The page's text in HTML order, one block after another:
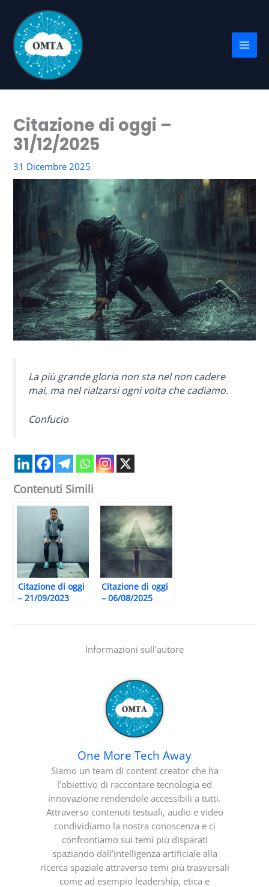
contenuto
Citazione di oggi –
31/12/2025
31 Dicembre 2025
La più grande gloria non sta nel non cadere
mai, ma nel rialzarsi ogni volta che cadiamo.
Confucio
Contenuti Simili
Citazione di oggi
– 21/09/2023
Citazione di oggi
– 06/08/2025
Informazioni sull'autore
One More Tech Away
Siamo un team di content creator che ha
l’obiettivo di raccontare tecnologia ed
innovazione rendendole accessibili a tutti.
Attraverso contenuti testuali, audio e video
condividiamo la nostra conoscenza e ci
confrontiamo sui temi più disparati
spaziando dall’intelligenza artificiale alla
ricerca spaziale attraverso temi più trasversali
come ad esempio leadership, etica e